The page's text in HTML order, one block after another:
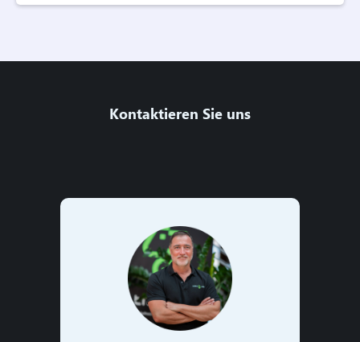
Kontaktieren Sie uns